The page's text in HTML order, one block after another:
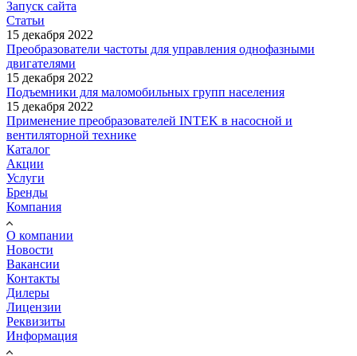
Запуск сайта
Статьи
15 декабря 2022
Преобразователи частоты для управления однофазными
двигателями
15 декабря 2022
Подъемники для маломобильных групп населения
15 декабря 2022
Применение преобразователей INTEK в насосной и
вентиляторной технике
Каталог
Акции
Услуги
Бренды
Компания
О компании
Новости
Вакансии
Контакты
Дилеры
Лицензии
Реквизиты
Информация